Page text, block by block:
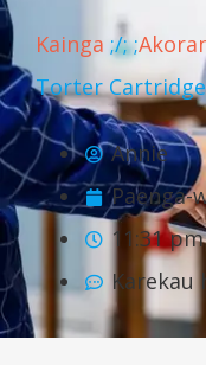
Kainga ;/; ;
Torter
Annie
Paenga-
11:31 pm
Karekau